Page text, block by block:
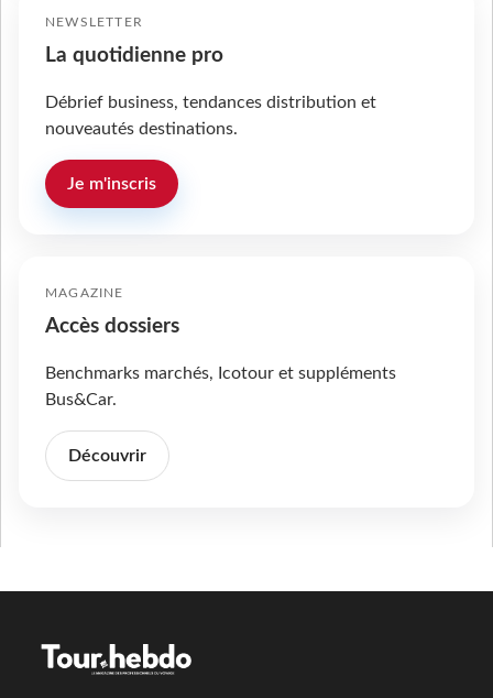
NEWSLETTER
La quotidienne pro
Débrief business, tendances distribution et
nouveautés destinations.
Je m'inscris
MAGAZINE
Accès dossiers
Benchmarks marchés, Icotour et suppléments
Bus&Car.
Découvrir